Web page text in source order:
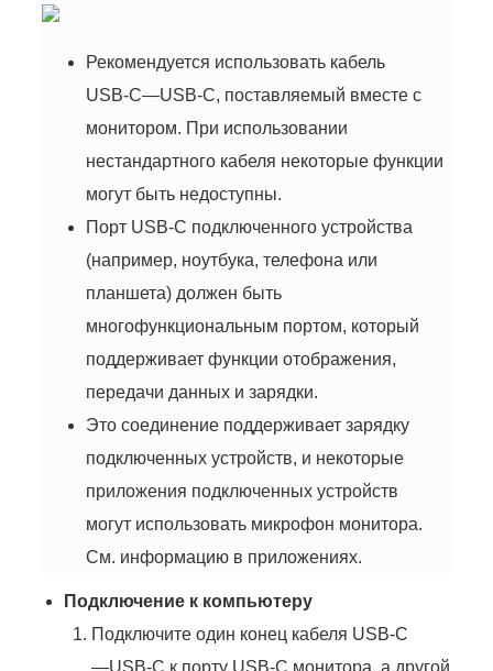
Рекомендуется использовать кабель
USB-C—USB-C, поставляемый вместе с
монитором. При использовании
нестандартного кабеля некоторые функции
могут быть недоступны.
Порт USB-C подключенного устройства
(например, ноутбука, телефона или
планшета) должен быть
многофункциональным портом, который
поддерживает функции отображения,
передачи данных и зарядки.
Это соединение поддерживает зарядку
подключенных устройств, и некоторые
приложения подключенных устройств
могут использовать микрофон монитора.
См. информацию в приложениях.
Подключение к компьютеру
Подключите один конец кабеля USB-C
—USB-C к порту USB-C монитора, а другой